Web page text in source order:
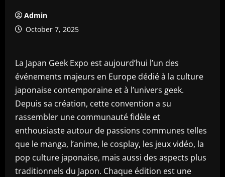
Admin
October 7, 2025
La Japan Geek Expo est aujourd’hui l’un des
événements majeurs en Europe dédié à la culture
japonaise contemporaine et à l’univers geek.
Depuis sa création, cette convention a su
rassembler une communauté fidèle et
enthousiaste autour de passions communes telles
que le manga, l’anime, le cosplay, les jeux vidéo, la
pop culture japonaise, mais aussi des aspects plus
traditionnels du Japon. Chaque édition est une